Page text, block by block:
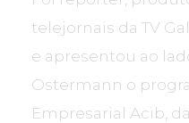
telejornais da TV
e apresentou ao
Ostermann o
Empresarial Acib,